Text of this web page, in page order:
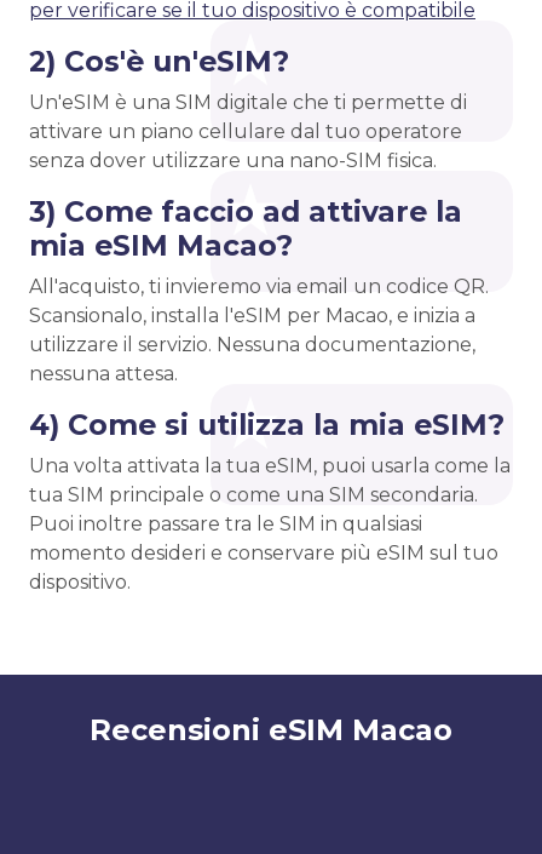
per verificare se il tuo dispositivo è compatibile
2) Cos'è un'eSIM?
Un'eSIM è una SIM digitale che ti permette di
attivare un piano cellulare dal tuo operatore
senza dover utilizzare una nano-SIM fisica.
3) Come faccio ad attivare la
mia eSIM Macao?
All'acquisto, ti invieremo via email un codice QR.
Scansionalo, installa l'eSIM per Macao, e inizia a
utilizzare il servizio. Nessuna documentazione,
nessuna attesa.
4) Come si utilizza la mia eSIM?
Una volta attivata la tua eSIM, puoi usarla come la
tua SIM principale o come una SIM secondaria.
Puoi inoltre passare tra le SIM in qualsiasi
momento desideri e conservare più eSIM sul tuo
dispositivo.
Recensioni eSIM Macao